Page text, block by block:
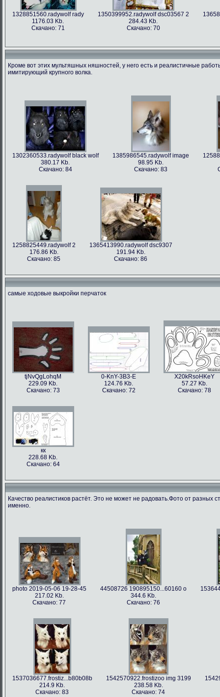
1328851560.radywolf rady
1176.03 Kb.
Скачано: 71
1350399952.radywolf dsc03567 2
284.43 Kb.
Скачано: 70
60.91 Kb.
Скачано: 79
1375506317.radywolf ao
492.86 Kb.
Скачано: 62
1393372244.radywolf eixin-20
3836.44 Kb.
Скачано: 70
1394357978.radywolf image
82.75 Kb.
Скачано: 70
Кроме вот этих мультяшных няшностей, у него есть и реалистичные
имитирующий крупного волка.
1302360533.radywolf black wolf
380.17 Kb.
Скачано: 84
1385986545.radywolf image
98.95 Kb.
Скачано: 83
1258825449.radywolf 2
176.86 Kb.
Скачано: 85
1365413990.radywolf dsc9307
191.94 Kb.
Скачано: 86
самые ходовые выкройки перчаток
tjNvQgLohqM
229.09 Kb.
Скачано: 73
0-KnY-3B3-E
124.76 Kb.
Скачано: 72
X20kRsoHKeY
57.27 Kb.
Скачано: 78
кк
228.68 Kb.
Скачано: 64
Качество реалистиков растёт. Это не может не радовать.Фото от разных
именно.
photo 2019-05-06 19-28-45
217.02 Kb.
Скачано: 77
44508726 190895150...60160 o
344.6 Kb.
Скачано: 76
1537036677.frostiz...b80b08b
214.9 Kb.
Скачано: 83
1542570922.frostizoo img 3199
238.58 Kb.
Скачано: 74